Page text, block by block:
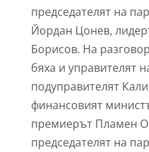
председателят на
Йордан Цонев,
Борисов. На
бяха и управителят
подуправителят
финансовият
премиерът Пламен
председателят на